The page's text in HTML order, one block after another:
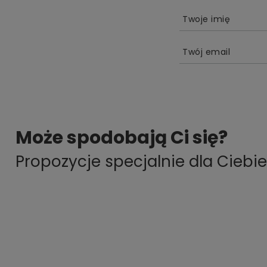
Twoje imię
Twój email
Może spodobają Ci się?
Propozycje specjalnie dla Ciebie